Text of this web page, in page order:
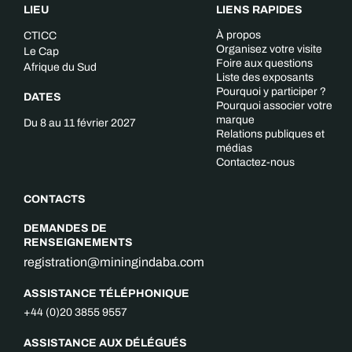
LIEU
CTICC
Le Cap
Afrique du Sud
DATES
Du 8 au 11 février 2027
CONTACTS
DEMANDES DE
RENSEIGNEMENTS
registration@miningindaba.com
ASSISTANCE TÉLÉPHONIQUE
+44 (0)20 3855 9557
ASSISTANCE AUX DÉLÉGUÉS
LIENS RAPIDES
À propos
Organisez votre visite
Foire aux questions
Liste des exposants
Pourquoi y participer ?
Pourquoi associer votre
marque
Relations publiques et
médias
Contactez-nous